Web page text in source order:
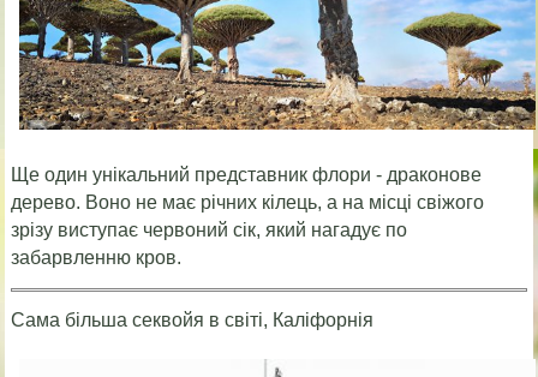
Ще один унікальний представник флори - драконове
дерево. Воно не має річних кілець, а на місці свіжого
зрізу виступає червоний сік, який нагадує по
забарвленню кров.
Сама більша секвойя в світі, Каліфорнія